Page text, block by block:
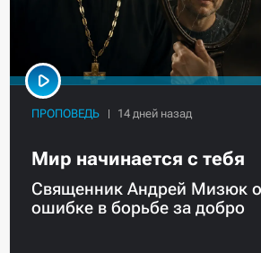
ПРОПОВЕДЬ
Мир начинается с тебя
Священник Андрей Мизюк о
ошибке в борьбе за добро